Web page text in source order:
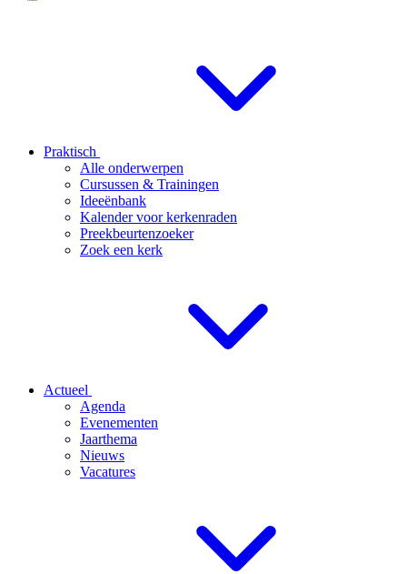
Praktisch
Alle onderwerpen
Cursussen & Trainingen
Ideeënbank
Kalender voor kerkenraden
Preekbeurtenzoeker
Zoek een kerk
Actueel
Agenda
Evenementen
Jaarthema
Nieuws
Vacatures